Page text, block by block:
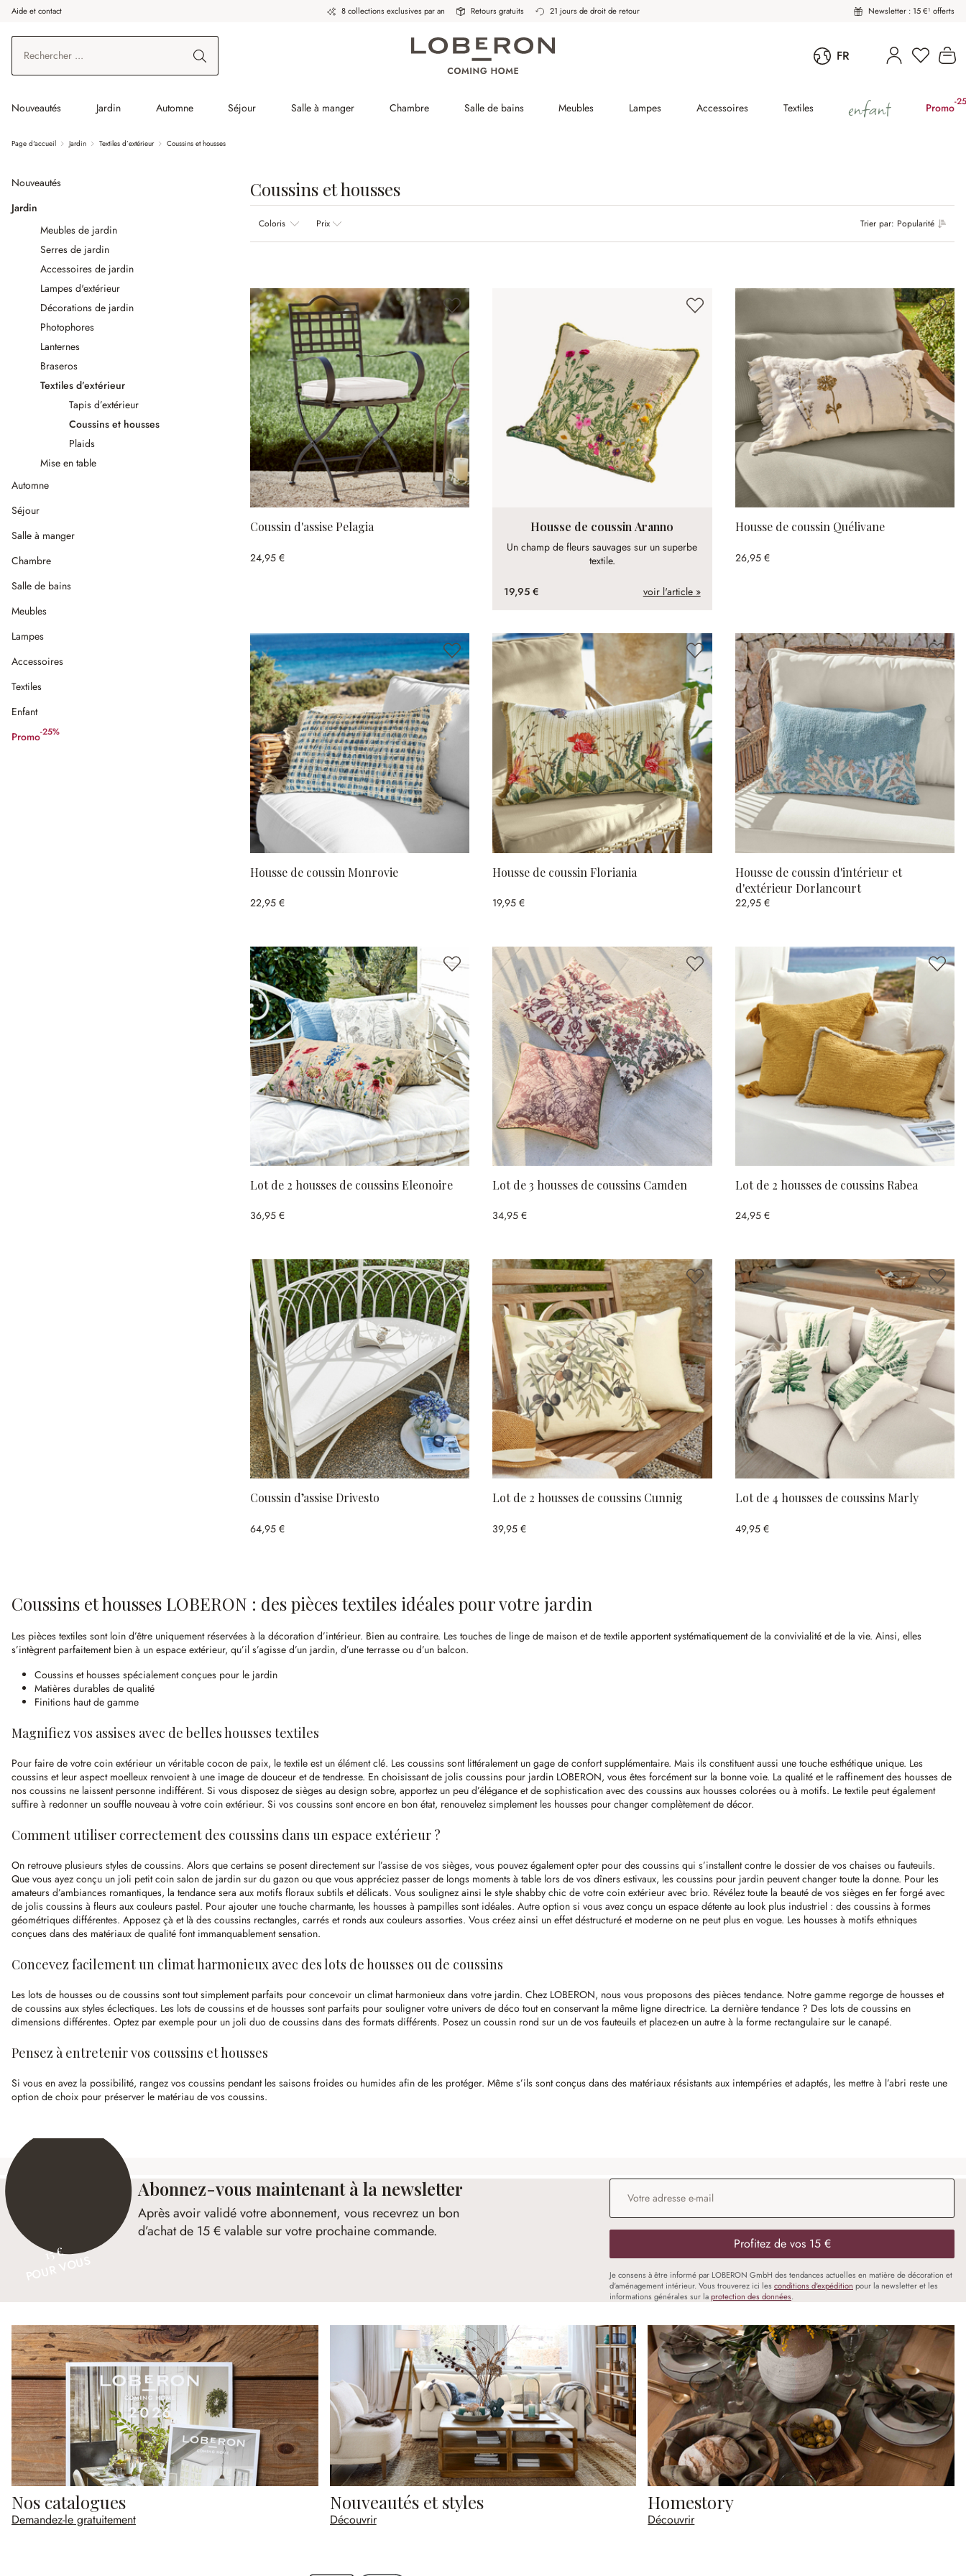
au contenu principal
Aller à la recherche
Aller à la navigation principale
Aide et contact 8 collections exclusives par an Retours gratuits 21 jours de droit de retour Newsletter : 15 €¹ offerts
FR
Nouveautés Jardin Automne Séjour Salle à manger Chambre Salle de bains Meubles Lampes Accessoires Textiles enfant Promo-
Page d'accueil Jardin Textiles d’extérieur Coussins et housses
Nouveautés
Jardin
Meubles de jardin
Serres de jardin
Accessoires de jardin
Lampes d'extérieur
Décorations de jardin
Photophores
Lanternes
Braseros
Textiles d’extérieur
Tapis d’extérieur
Coussins et housses
Plaids
Mise en table
Automne
Séjour
Salle à manger
Chambre
Salle de bains
Meubles
Lampes
Accessoires
Textiles
Enfant
Promo-25%
(25%spared)
Coussins et housses
Trier par: Popularité
Coloris Prix
Coussin d'assise Pelagia
24,95 €
Housse de coussin Aranno
Un champ de fleurs sauvages sur un superbe
textile.
19,95 € voir l'article »
Housse de coussin Quélivane
26,95 €
Housse de coussin Monrovie
22,95 €
Housse de coussin Floriania
19,95 €
Housse de coussin d'intérieur et
d'extérieur Dorlancourt
22,95 €
Lot de 2 housses de coussins Eleonoire
36,95 €
Lot de 3 housses de coussins Camden
34,95 €
Lot de 2 housses de coussins Rabea
24,95 €
Coussin d’assise Drivesto
64,95 €
Lot de 2 housses de coussins Cunnig
39,95 €
Lot de 4 housses de coussins Marly
49,95 €
Coussins et housses LOBERON : des pièces textiles idéales pour votre jardin
Les pièces textiles sont loin d’être uniquement réservées à la décoration d’intérieur. Bien au contraire. Les touches de linge de maison et de textile apportent systématiquement de la convivialité et de la vie. Ainsi, elles
s’intègrent parfaitement bien à un espace extérieur, qu’il s’agisse d’un jardin, d’une terrasse ou d’un balcon.
Coussins et housses spécialement conçues pour le jardin
Matières durables de qualité
Finitions haut de gamme
Magnifiez vos assises avec de belles housses textiles
Pour faire de votre coin extérieur un véritable cocon de paix, le textile est un élément clé. Les coussins sont littéralement un gage de confort supplémentaire. Mais ils constituent aussi une touche esthétique unique. Les
coussins et leur aspect moelleux renvoient à une image de douceur et de tendresse. En choisissant de jolis coussins pour jardin LOBERON, vous êtes forcément sur la bonne voie. La qualité et le raffinement des housses de
nos coussins ne laissent personne indifférent. Si vous disposez de sièges au design sobre, apportez un peu d’élégance et de sophistication avec des coussins aux housses colorées ou à motifs. Le textile peut également
suffire à redonner un souffle nouveau à votre coin extérieur. Si vos coussins sont encore en bon état, renouvelez simplement les housses pour changer complètement de décor.
Comment utiliser correctement des coussins dans un espace extérieur ?
On retrouve plusieurs styles de coussins. Alors que certains se posent directement sur l’assise de vos sièges, vous pouvez également opter pour des coussins qui s’installent contre le dossier de vos chaises ou fauteuils.
Que vous ayez conçu un joli petit coin salon de jardin sur du gazon ou que vous appréciez passer de longs moments à table lors de vos dîners estivaux, les coussins pour jardin peuvent changer toute la donne. Pour les
amateurs d’ambiances romantiques, la tendance sera aux motifs floraux subtils et délicats. Vous soulignez ainsi le style shabby chic de votre coin extérieur avec brio. Révélez toute la beauté de vos sièges en fer forgé avec
de jolis coussins à fleurs aux couleurs pastel. Pour ajouter une touche charmante, les housses à pampilles sont idéales. Autre option si vous avez conçu un espace détente au look plus industriel : des coussins à formes
géométriques différentes. Apposez çà et là des coussins rectangles, carrés et ronds aux couleurs assorties. Vous créez ainsi un effet déstructuré et moderne on ne peut plus en vogue. Les housses à motifs ethniques
conçues dans des matériaux de qualité font immanquablement sensation.
Concevez facilement un climat harmonieux avec des lots de housses ou de coussins
Les lots de housses ou de coussins sont tout simplement parfaits pour concevoir un climat harmonieux dans votre jardin. Chez LOBERON, nous vous proposons des pièces tendance. Notre gamme regorge de housses et
de coussins aux styles éclectiques. Les lots de coussins et de housses sont parfaits pour souligner votre univers de déco tout en conservant la même ligne directrice. La dernière tendance ? Des lots de coussins en
dimensions différentes. Optez par exemple pour un joli duo de coussins dans des formats différents. Posez un coussin rond sur un de vos fauteuils et placez-en un autre à la forme rectangulaire sur le canapé.
Pensez à entretenir vos coussins et housses
Si vous en avez la possibilité, rangez vos coussins pendant les saisons froides ou humides afin de les protéger. Même s’ils sont conçus dans des matériaux résistants aux intempéries et adaptés, les mettre à l’abri reste une
option de choix pour préserver le matériau de vos coussins.
15 €
Abonnez-vous maintenant à la newsletter
Après avoir validé votre abonnement, vous recevrez un bon
d’achat de 15 € valable sur votre prochaine commande.
Adresse e-mail
Profitez de vos 15 €
Je consens à être informé par LOBERON GmbH des tendances actuelles en matière de décoration et
d'aménagement intérieur. Vous trouverez ici les conditions d'expédition pour la newsletter et les
informations générales sur laprotection des données.
Nos catalogues
Demandez-le gratuitement
Nouveautés et styles
Découvrir
Homestory
Découvrir